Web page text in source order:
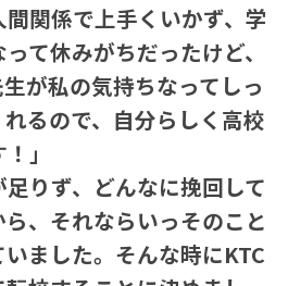
関係で上手くいかず、学
て休みがちだったけど、
が私の気持ちなってしっ
るので、自分らしく高校
」
りず、どんなに挽回して
、それならいっそのこと
ました。そんな時にKTC